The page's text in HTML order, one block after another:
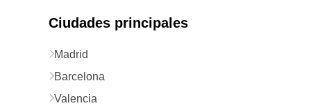
Ciudades principales
Madrid
Barcelona
Valencia